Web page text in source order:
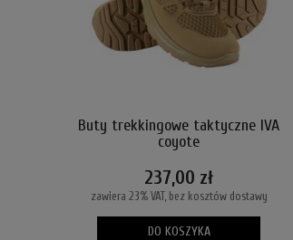
Buty trekkingowe taktyczne IVA
coyote
237,00 zł
zawiera 23% VAT, bez kosztów dostawy
DO KOSZYKA